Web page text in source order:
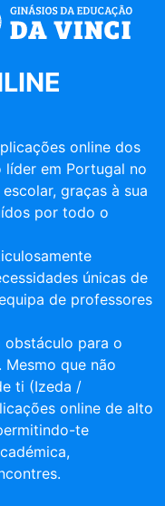
online dos
líder em Portugal no
graças à sua
por todo o
únicas de
de professores
obstáculo para o
Mesmo que não
ti (Izeda /
online de alto
te